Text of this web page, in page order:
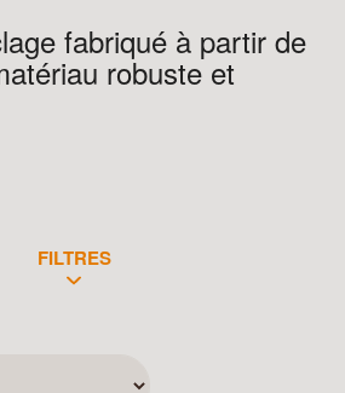
fabriqué à partir de
robuste et
FILTRES